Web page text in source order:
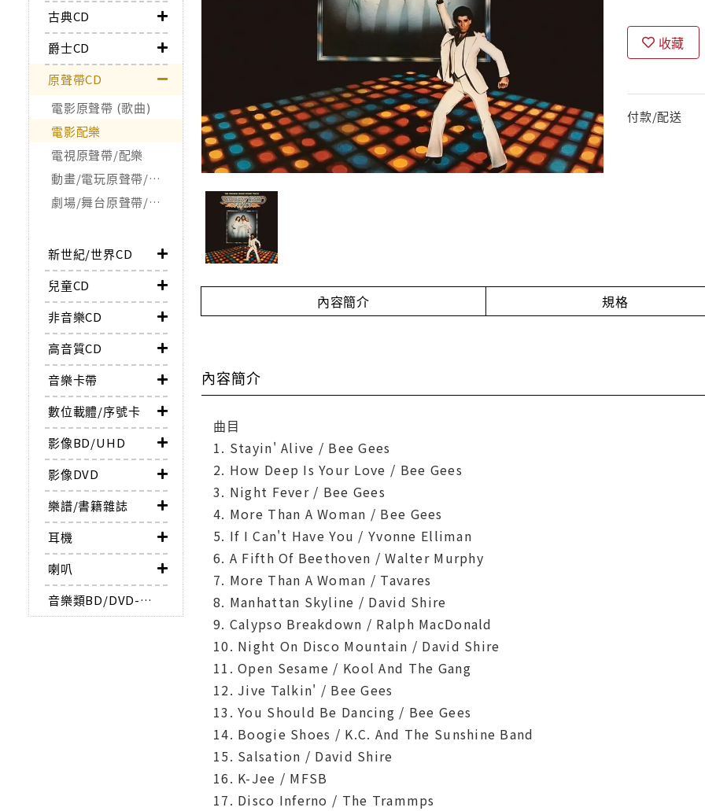
古典CD
爵士CD
原聲帶CD
電影原聲帶 (歌曲)
電影配樂
電視原聲帶/配樂
動畫/電玩原聲帶/配樂
劇場/舞台原聲帶/配樂
新世紀/世界CD
兒童CD
非音樂CD
高音質CD
音樂卡帶
數位載體/序號卡
影像BD/UHD
影像DVD
樂譜/書籍雜誌
耳機
喇叭
音樂類BD/DVD-AUDIO
收藏
付款/配送
內容簡介 規格
內容簡介
曲目
1. Stayin' Alive / Bee Gees
2. How Deep Is Your Love / Bee Gees
3. Night Fever / Bee Gees
4. More Than A Woman / Bee Gees
5. If I Can't Have You / Yvonne Elliman
6. A Fifth Of Beethoven / Walter Murphy
7. More Than A Woman / Tavares
8. Manhattan Skyline / David Shire
9. Calypso Breakdown / Ralph MacDonald
10. Night On Disco Mountain / David Shire
11. Open Sesame / Kool And The Gang
12. Jive Talkin' / Bee Gees
13. You Should Be Dancing / Bee Gees
14. Boogie Shoes / K.C. And The Sunshine Band
15. Salsation / David Shire
16. K-Jee / MFSB
17. Disco Inferno / The Trammps